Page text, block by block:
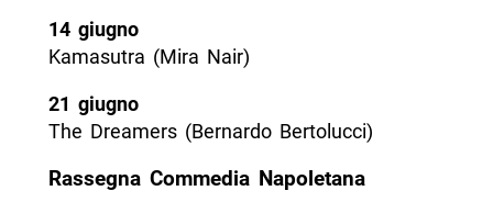
14 giugno
Kamasutra (Mira Nair)
21 giugno
The Dreamers (Bernardo Bertolucci)
Rassegna Commedia Napoletana